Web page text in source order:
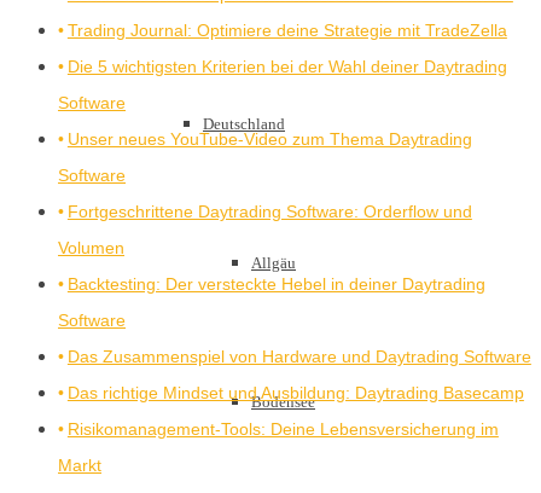
Deutschland
Allgäu
Bodensee
Trading Journal: Optimiere deine Strategie mit TradeZella
Die 5 wichtigsten Kriterien bei der Wahl deiner Daytrading
Software
Unser neues YouTube-Video zum Thema Daytrading
Software
Fortgeschrittene Daytrading Software: Orderflow und
Volumen
Backtesting: Der versteckte Hebel in deiner Daytrading
Software
Das Zusammenspiel von Hardware und Daytrading Software
Das richtige Mindset und Ausbildung: Daytrading Basecamp
Risikomanagement-Tools: Deine Lebensversicherung im
Markt